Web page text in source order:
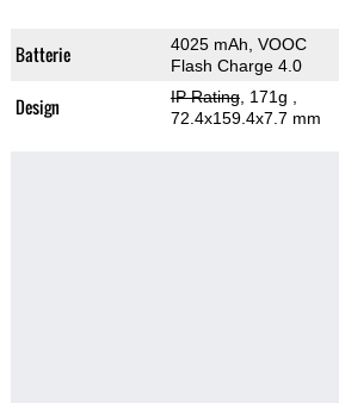
Batterie
4025 mAh, VOOC
Flash Charge 4.0
Design IP Rating, 171g
72.4x159.4x7.7 mm